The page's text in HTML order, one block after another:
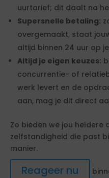
uurtarief; dit daalt na
Supersnelle betaling:
overgemaakt, staat
altijd binnen 24 uur op
Altijd je eigen keuzes:
concurrentie- of
werk levert en de
aan, mag je dit direct
Zo bieden we jou heldere
zelfstandigheid die past
manier.
Reageer nu